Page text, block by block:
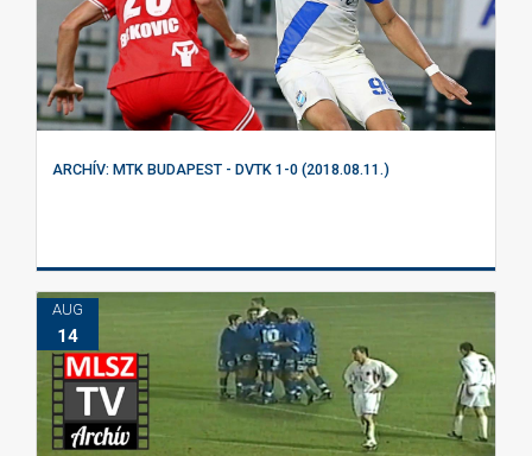
ARCHÍV: MTK BUDAPEST - DVTK 1-0 (2018.08.11.)
AUG
14